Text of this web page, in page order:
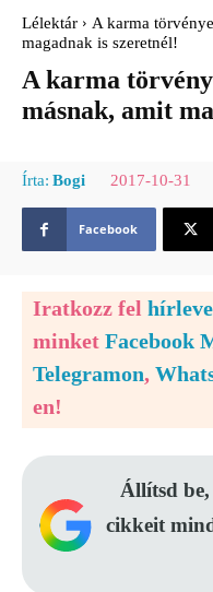
Lélektár
A karma
magadnak is szeretnél!
A karma
másnak, amit
Írta: Bogi 2017-10-31
Facebook
Iratkozz fel
minket Facebook
Telegramon,
en!
Állítsd
cikkeit